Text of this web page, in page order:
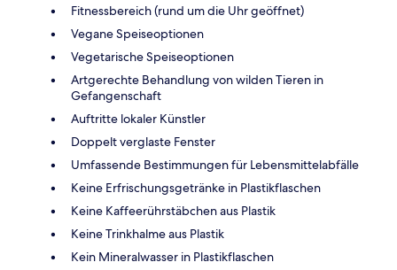
Fitnessbereich (rund um die Uhr geöffnet)
Vegane Speiseoptionen
Vegetarische Speiseoptionen
Artgerechte Behandlung von wilden Tieren in
Gefangenschaft
Auftritte lokaler Künstler
Doppelt verglaste Fenster
Umfassende Bestimmungen für Lebensmittelabfälle
Keine Erfrischungsgetränke in Plastikflaschen
Keine Kaffeerührstäbchen aus Plastik
Keine Trinkhalme aus Plastik
Kein Mineralwasser in Plastikflaschen